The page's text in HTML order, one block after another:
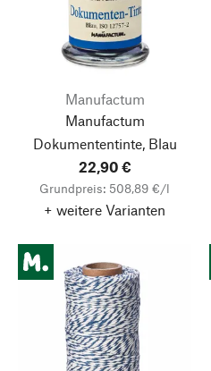
Manufactum
Manufactum
Dokumententinte, Blau
22,90 €
Grundpreis: 508,89 €/l
+ weitere Varianten